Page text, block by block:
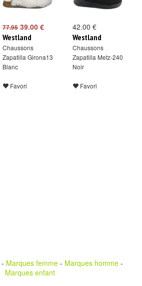
77.9539.00 €
Westland
Chaussons
Zapatilla Girona13
Blanc
Favori
42.00 €
Westland
Chaussons
Zapatilla Metz-240
Noir
Favori
- Marques femme - Marques homme -
Marques enfant